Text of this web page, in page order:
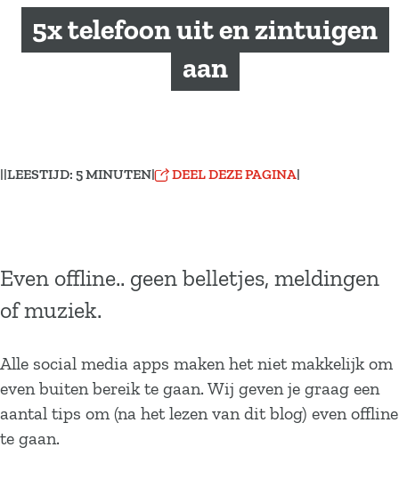
5x telefoon uit en zintuigen
aan
||LEESTIJD: 5 MINUTEN| DEEL DEZE PAGINA|
Even offline.. geen belletjes, meldingen
of muziek.
Alle social media apps maken het niet makkelijk om
even buiten bereik te gaan. Wij geven je graag een
aantal tips om (na het lezen van dit blog) even offline
te gaan.